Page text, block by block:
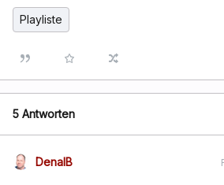
Playliste
5 Antworten
DenalB